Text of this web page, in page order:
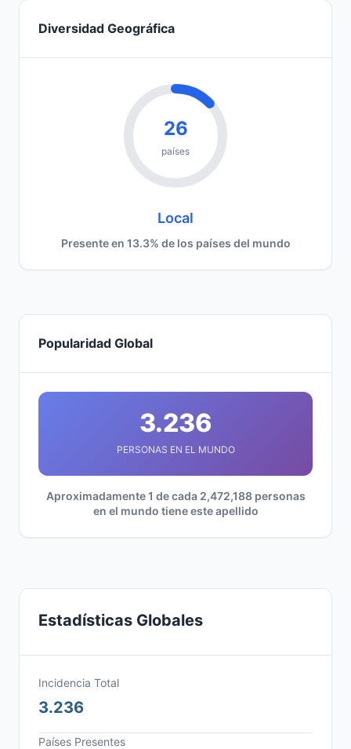
Diversidad Geográfica
26
países
Local
Presente en 13.3% de los países del mundo
Popularidad Global
3.236
PERSONAS EN EL MUNDO
Aproximadamente 1 de cada 2,472,188 personas
en el mundo tiene este apellido
Estadísticas Globales
Incidencia Total
3.236
Países Presentes